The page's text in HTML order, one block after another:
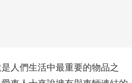
人們生活中最重要的物品之